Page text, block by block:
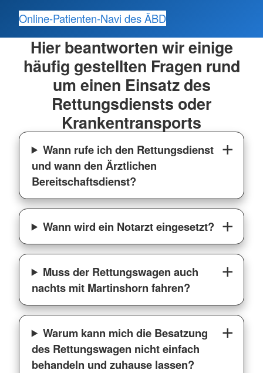
Online-Patienten-Navi des ÄBD
Hier beantworten wir einige
häufig gestellten Fragen rund
um einen Einsatz des
Rettungsdiensts oder
Krankentransports
Wann rufe ich den Rettungsdienst
und wann den Ärztlichen
Bereitschaftsdienst?
Wann wird ein Notarzt eingesetzt?
Muss der Rettungswagen auch
nachts mit Martinshorn fahren?
Warum kann mich die Besatzung
des Rettungswagen nicht einfach
behandeln und zuhause lassen?